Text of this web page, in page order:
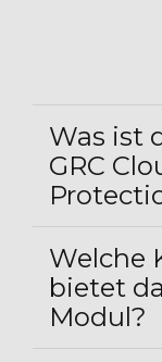
Was ist
GRC
Welche
bietet
Modul?